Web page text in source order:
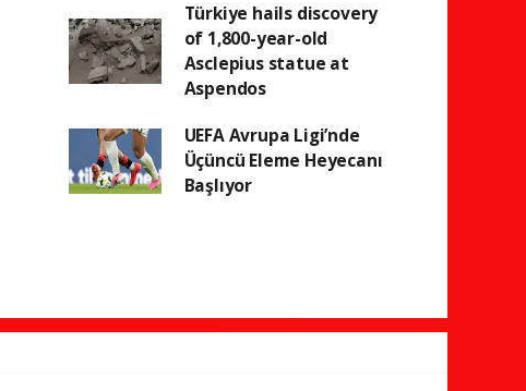
Türkiye hails discovery
of 1,800-year-old
Asclepius statue at
Aspendos
UEFA Avrupa Ligi’nde
Üçüncü Eleme Heyecanı
Başlıyor